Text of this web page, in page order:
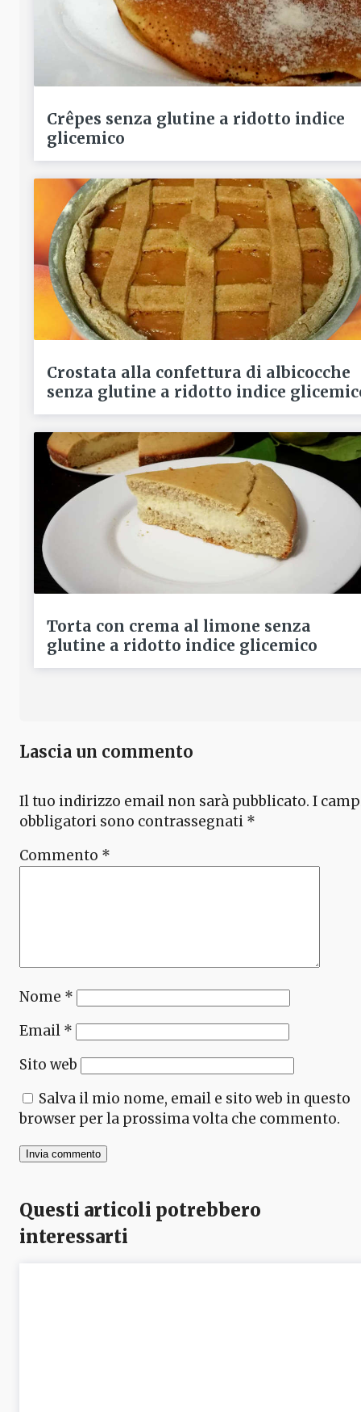
Crêpes senza glutine a ridotto indice
glicemico
Crostata alla confettura di albicocche
senza glutine a ridotto indice
Torta con crema al limone senza
glutine a ridotto indice glicemico
Lascia un commento
Il tuo indirizzo email non sarà pubblicato. I
obbligatori sono contrassegnati *
Commento *
Nome *
Email *
Sito web
Salva il mio nome, email e sito web in questo
browser per la prossima volta che commento.
Questi articoli potrebbero
interessarti